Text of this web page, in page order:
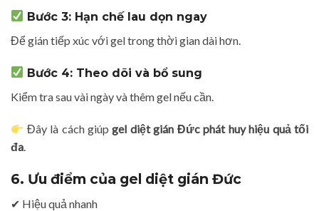
Bước 3: Hạn chế lau dọn ngay
Để gián tiếp xúc với gel trong thời gian dài hơn.
Bước 4: Theo dõi và bổ sung
Kiểm tra sau vài ngày và thêm gel nếu cần.
Đây là cách giúpgel diệt gián Đức phát huy hiệu quả tối
đa.
6. Ưu điểm của gel diệt gián Đức
✔ Hiệu quả nhanh